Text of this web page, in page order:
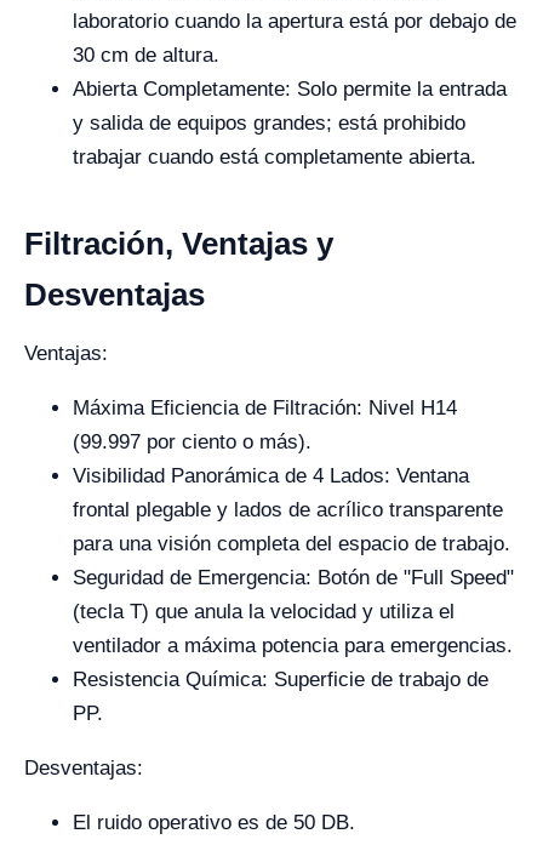
laboratorio cuando la apertura está por debajo de
30 cm de altura.
Abierta Completamente: Solo permite la entrada
y salida de equipos grandes; está prohibido
trabajar cuando está completamente abierta.
Filtración, Ventajas y
Desventajas
Ventajas:
Máxima Eficiencia de Filtración: Nivel H14
(99.997 por ciento o más).
Visibilidad Panorámica de 4 Lados: Ventana
frontal plegable y lados de acrílico transparente
para una visión completa del espacio de trabajo.
Seguridad de Emergencia: Botón de "Full Speed"
(tecla T) que anula la velocidad y utiliza el
ventilador a máxima potencia para emergencias.
Resistencia Química: Superficie de trabajo de
PP.
Desventajas:
El ruido operativo es de 50 DB.